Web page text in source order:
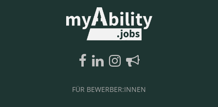
FÜR BEWERBER:INNEN